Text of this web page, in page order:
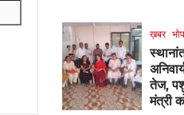
ख़बर
तेज,
मंत्री